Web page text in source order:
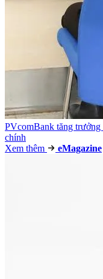
PVcomBank tăng trưởng
chính
Xem thêm
eMagazine